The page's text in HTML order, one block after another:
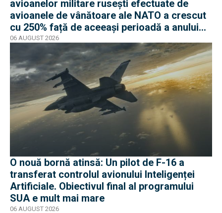
avioanelor militare rusești efectuate de
avioanele de vânătoare ale NATO a crescut
cu 250% față de aceeași perioadă a anului
trecut
06 AUGUST 2026
O nouă bornă atinsă: Un pilot de F-16 a
transferat controlul avionului Inteligenței
Artificiale. Obiectivul final al programului
SUA e mult mai mare
06 AUGUST 2026